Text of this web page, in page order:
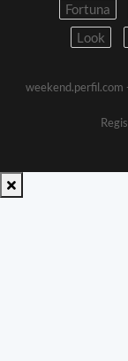
Fortuna
Look
weekend.perfil.com